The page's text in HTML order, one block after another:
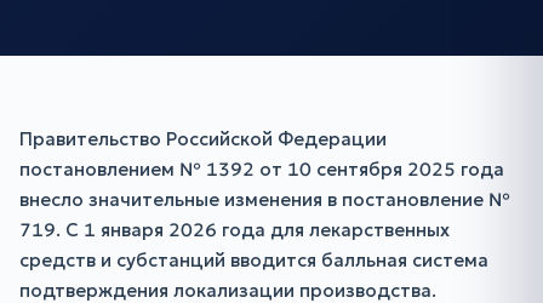
Правительство Российской Федерации
постановлением № 1392 от 10 сентября 2025 года
внесло значительные изменения в постановление №
719. С 1 января 2026 года для лекарственных
средств и субстанций вводится балльная система
подтверждения локализации производства.